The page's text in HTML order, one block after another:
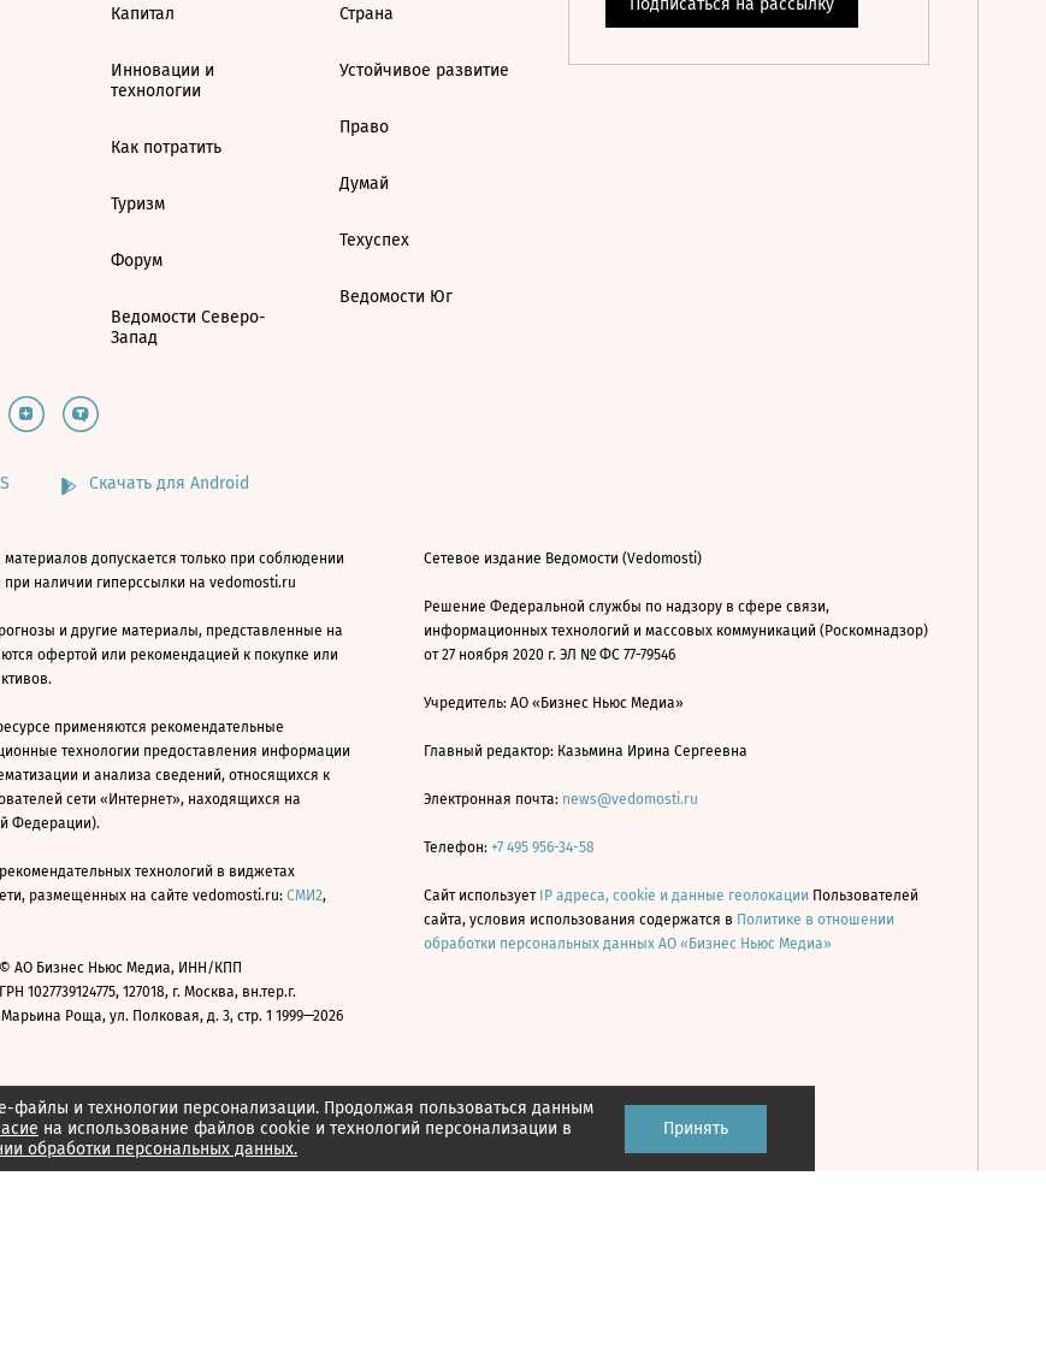
файлы и технологии персонализации. Продолжая пользоваться данным
на использование файлов cookie и технологий персонализации в
обработки персональных данных.
Принять
Капитал
Инновации и
технологии
Как потратить
Туризм
Форум
Ведомости Северо-
Запад
Страна
Устойчивое развитие
Право
Думай
Техуспех
Ведомости Юг
Скачать для Android
допускается только при соблюдении
при наличии гиперссылки на vedomosti.ru
и другие материалы, представленные на
офертой или рекомендацией к покупке или
применяются рекомендательные
технологии предоставления информации
и анализа сведений, относящихся к
сети «Интернет», находящихся на
Федерации).
технологий в виджетах
размещенных на сайте vedomosti.ru: СМИ2,
АО Бизнес Ньюс Медиа, ИНН/КПП
1027739124775, 127018, г. Москва, вн.тер.г.
Роща, ул. Полковая, д. 3, стр. 1 1999—2026
Сетевое издание Ведомости (Vedomosti)
Решение Федеральной службы по надзору в сфере связи,
информационных технологий и массовых коммуникаций (Роскомнадзор)
от 27 ноября 2020 г. ЭЛ № ФС 77-79546
Учредитель: АО «Бизнес Ньюс Медиа»
Главный редактор: Казьмина Ирина Сергеевна
Электронная почта: news@vedomosti.ru
Телефон: +7 495 956-34-58
Сайт использует IP адреса, cookie и данные геолокации Пользователей
сайта, условия использования содержатся в Политике в отношении
обработки персональных данных АО «Бизнес Ньюс Медиа»